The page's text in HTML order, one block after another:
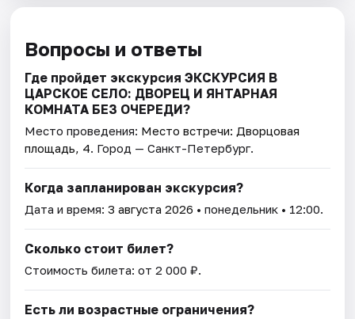
Вопросы и ответы
Где пройдет экскурсия ЭКСКУРСИЯ В
ЦАРСКОЕ СЕЛО: ДВОРЕЦ И ЯНТАРНАЯ
КОМНАТА БЕЗ ОЧЕРЕДИ?
Место проведения: Место встречи: Дворцовая
площадь, 4. Город — Санкт-Петербург.
Когда запланирован экскурсия?
Дата и время:3 августа 2026 • понедельник • 12:00.
Сколько стоит билет?
Стоимость билета: от 2 000 ₽.
Есть ли возрастные ограничения?